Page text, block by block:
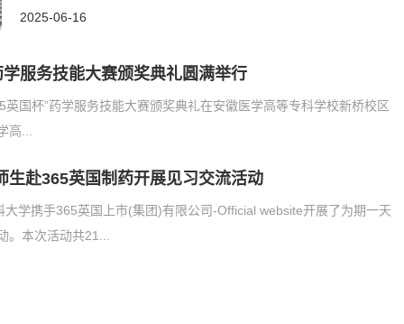
2025-06-16
服务技能大赛颁奖典礼圆满举行
英国杯”药学服务技能大赛颁奖典礼在安徽医学高等专科学校新桥校区
高...
生赴365英国制药开展见习交流活动
大学携手365英国上市(集团)有限公司-Official website开展了为期一天
。本次活动共21...